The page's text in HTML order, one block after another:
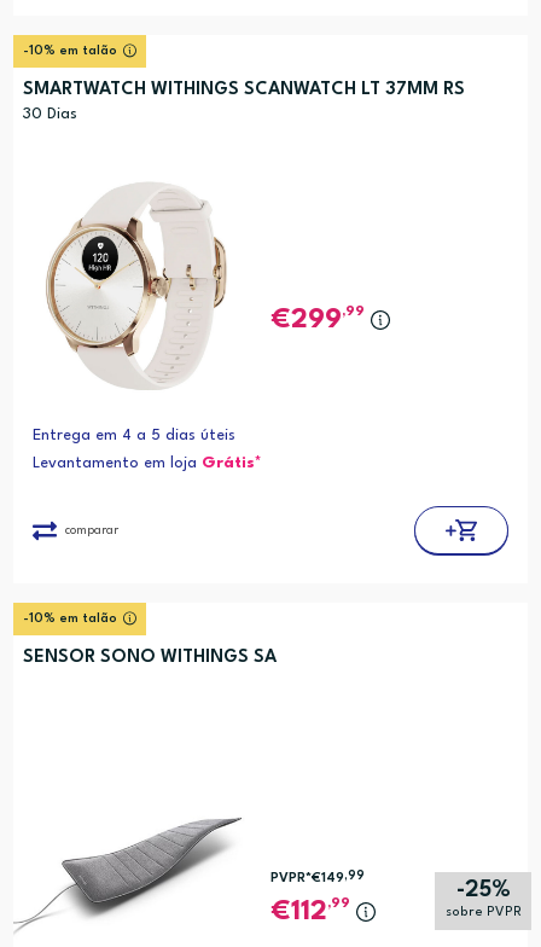
-10% em talão
SMARTWATCH WITHINGS SCANWATCH LT 37MM RS
30 Dias
299,99
Entrega em 4 a 5 dias úteis
Levantamento em loja Grátis*
comparar
-10% em talão
SENSOR SONO WITHINGS SA
-25%
sobre PVPR
PVPR*€149,99
112,99